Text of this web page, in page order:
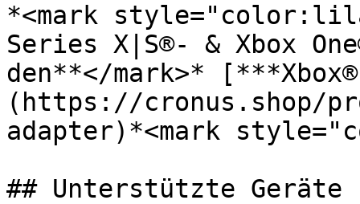
*<mark
Series X|S®- & Xbox
den**</mark>*
(https://cronus.shop/
adapter)*<mark
## Unterstützte Geräte